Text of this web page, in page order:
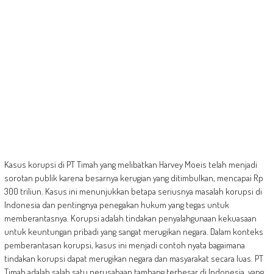
Kasus korupsi di PT Timah yang melibatkan Harvey Moeis telah menjadi
sorotan publik karena besarnya kerugian yang ditimbulkan, mencapai Rp
300 triliun. Kasus ini menunjukkan betapa seriusnya masalah korupsi di
Indonesia dan pentingnya penegakan hukum yang tegas untuk
memberantasnya. Korupsi adalah tindakan penyalahgunaan kekuasaan
untuk keuntungan pribadi yang sangat merugikan negara. Dalam konteks
pemberantasan korupsi, kasus ini menjadi contoh nyata bagaimana
tindakan korupsi dapat merugikan negara dan masyarakat secara luas. PT